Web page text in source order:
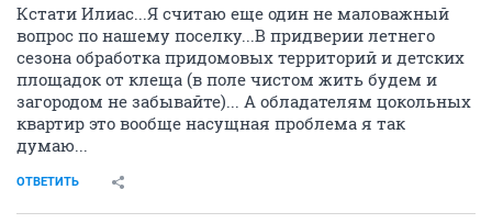
Кстати Илиас...Я считаю еще один не маловажный
вопрос по нашему поселку...В придверии летнего
сезона обработка придомовых территорий и детских
площадок от клеща (в поле чистом жить будем и
загородом не забывайте)... А обладателям цокольных
квартир это вообще насущная проблема я так
думаю...
ОТВЕТИТЬ